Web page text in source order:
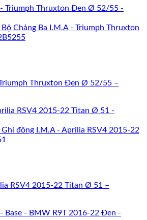
Thruxton Đen Ø 52/55 –
RSV4 2015-22 Titan Ø 51 –